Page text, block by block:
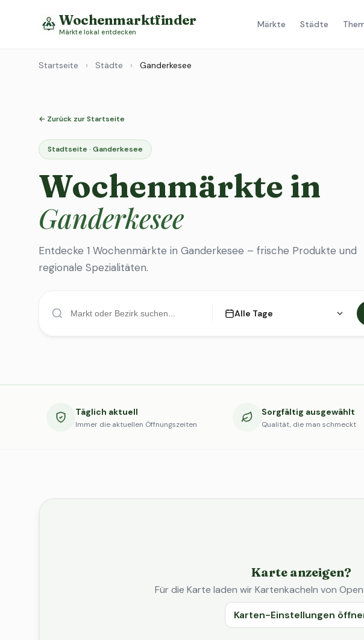
Wochenmarktfinder
Märkte lokal entdecken
Märkte Städte
Startseite › Städte › Ganderkesee
← Zurück zur Startseite
Stadtseite · Ganderkesee
Wochenmärkte in
Ganderkesee
Entdecke 1 Wochenmärkte in Ganderkesee – frische Produkte und
regionale Spezialitäten.
Alle Tage
Täglich aktuell
Immer die aktuellen Öffnungszeiten
Sorgfältig ausgewählt
Qualität, die man schmeckt
Karte anzeigen?
Für die Karte laden wir Kartenkacheln von
Karten-Einstellungen